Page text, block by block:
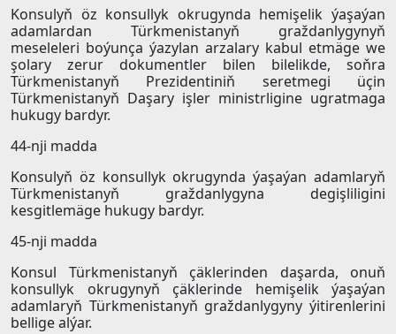
Konsulyň öz konsullyk okrugynda hemişelik ýaşaýan
adamlardan Türkmenistanyň graždanlygynyň
meseleleri boýunça ýazylan arzalary kabul etmäge we
şolary zerur dokumentler bilen bilelikde, soňra
Türkmenistanyň Prezidentiniň seretmegi üçin
Türkmenistanyň Daşary işler ministrligine ugratmaga
hukugy bardyr.
44-nji madda
Konsulyň öz konsullyk okrugynda ýaşaýan adamlaryň
Türkmenistanyň graždanlygyna degişliligini
kesgitlemäge hukugy bardyr.
45-nji madda
Konsul Türkmenistanyň çäklerinden daşarda, onuň
konsullyk okrugynyň çäklerinde hemişelik ýaşaýan
adamlaryň Türkmenistanyň graždanlygyny ýitirenlerini
bellige alýar.